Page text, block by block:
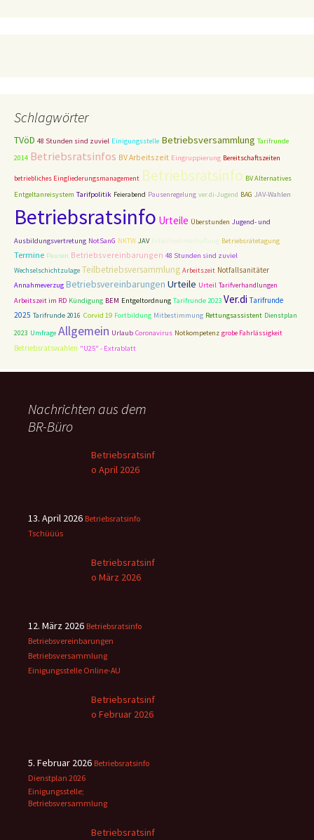
Schlagwörter
TVöD 48 Stunden sind zuviel Einigungsstelle Betriebsversammlung Tarifrunde
2014 Betriebsratsinfos BV Arbeitszeit Eingruppierung Bereitschaftszeiten
betriebliches Eingliederungsmanagement Betriebsratsinfo BV Alternatives
Entgeltanreisystem Tarifpolitik Feierabend Pausenregelung ver.di-Jugend BAG JAV-Wahlen
Betriebsratsinfo Urteile Überstunden Jugend- und
Ausbildungsvertretung NotSanG NKTW JAV Betriebsrätetagung
Termine Pausen Betriebsvereinbarungen 48 Stunden sind zuviel
Wechselschichtzulage Teilbetriebsversammlung Arbeitszeit Notfallsanitäter
Annahmeverzug Betriebsvereinbarungen Urteile Urteil Tarifverhandlungen
Arbeitszeit im RD Kündigung BEM Entgeltordnung Tarifrunde 2023 Ver.di Tarifrunde
2025 Tarifrunde 2016 Corvid 19 Fortbildung Mitbestimmung Rettungsassistent Dienstplan
2023 Umfrage Allgemein Urlaub Coronavirus Notkompetenz grobe Fahrlässigkeit
Betriebsratswahlen "U25" - Extrablatt
Nachrichten aus dem
BR-Büro
Betriebsratsinf
o April 2026
13. April 2026 Betriebsratsinfo
Tschüüüs
Betriebsratsinf
o März 2026
12. März 2026 Betriebsratsinfo
Betriebsvereinbarungen
Betriebsversammlung
Einigungsstelle Online-AU
Betriebsratsinf
o Februar 2026
5. Februar 2026 Betriebsratsinfo
Dienstplan 2026
Einigungsstelle;
Betriebsversammlung
Betriebsratsinf